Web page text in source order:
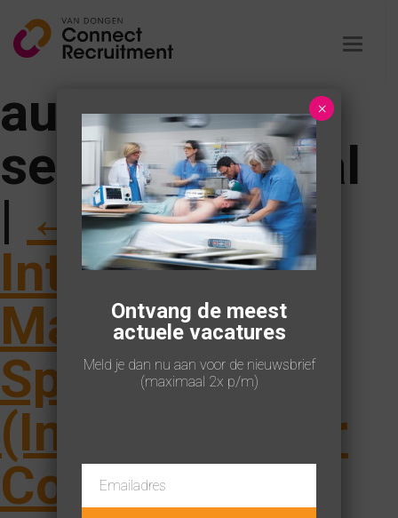
Toggle
autopulse-r-
series-hospital
| ←
International
Marketing
Specialist
(Ingevuld door
Connect)
Ontvang de meest
actuele vacatures
Meld je dan nu aan voor de nieuwsbrief
(maximaal 2x p/m)
×